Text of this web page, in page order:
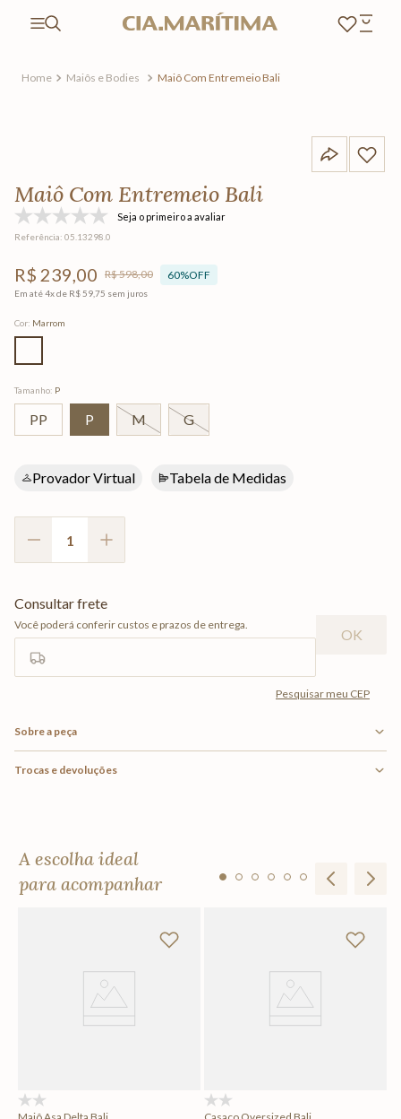
Maiôs e Bodies Maiô Com Entremeio Bali
Maiô Com Entremeio Bali
Seja o primeiro a avaliar
Referência: 05.13298.0
R$ 239,00 R$598,00 60%OFF
Em até4x de R$ 5975 sem juros
Cor: Marrom
Tamanho: P
PP P M G
Provador Virtual Tabela de Medidas
Sobre a peça
Trocas e devoluções
A escolha ideal
para acompanhar